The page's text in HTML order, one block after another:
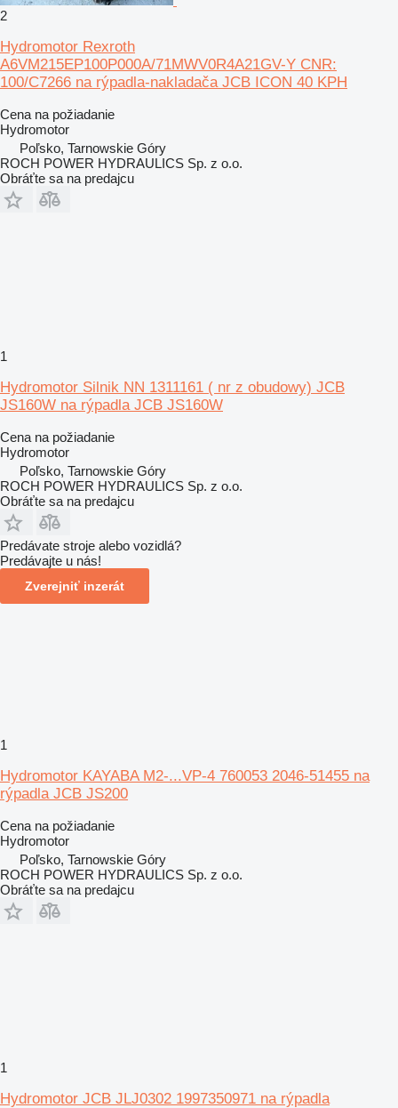
2
Hydromotor Rexroth
A6VM215EP100P000A/71MWV0R4A21GV-Y CNR:
100/C7266 na rýpadla-nakladača JCB ICON 40 KPH
Cena na požiadanie
Hydromotor
Poľsko, Tarnowskie Góry
ROCH POWER HYDRAULICS Sp. z o.o.
Obráťte sa na predajcu
1
Hydromotor Silnik NN 1311161 ( nr z obudowy) JCB
JS160W na rýpadla JCB JS160W
Cena na požiadanie
Hydromotor
Poľsko, Tarnowskie Góry
ROCH POWER HYDRAULICS Sp. z o.o.
Obráťte sa na predajcu
Predávate stroje alebo vozidlá?
Predávajte u nás!
Zverejniť inzerát
1
Hydromotor KAYABA M2-...VP-4 760053 2046-51455 na
rýpadla JCB JS200
Cena na požiadanie
Hydromotor
Poľsko, Tarnowskie Góry
ROCH POWER HYDRAULICS Sp. z o.o.
Obráťte sa na predajcu
1
Hydromotor JCB JLJ0302 1997350971 na rýpadla